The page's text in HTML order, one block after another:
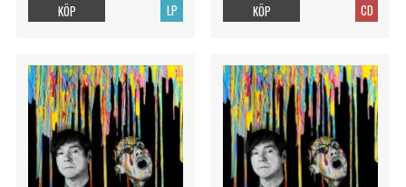
LP
KÖP CD
KÖP